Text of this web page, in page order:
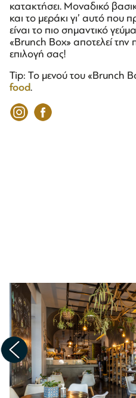
κατακτήσει. Μοναδικό
και το μεράκι γι’ αυτό
είναι το πιο σημαντικό
«Brunch Box» αποτελεί την
επιλογή σας!
Tip: Το μενού του «Βrunch
food.